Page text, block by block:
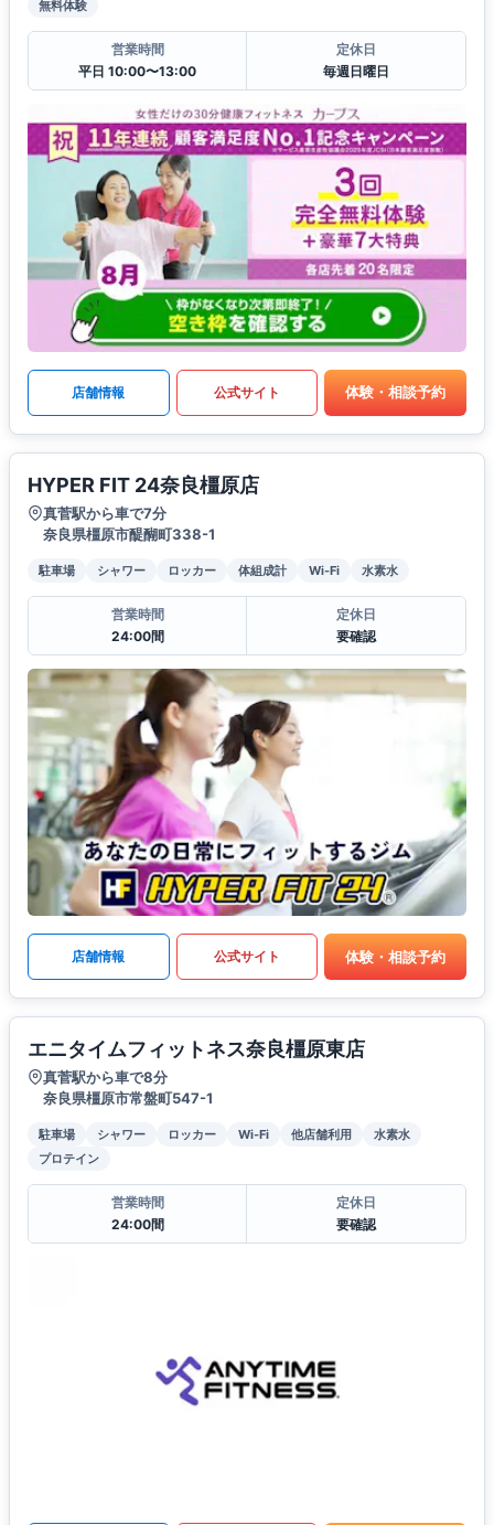
無料体験
営業時間
平日 10:00〜13:00
定休日
毎週日曜日
店舗情報 公式サイト 体験・相談予約
HYPER FIT 24奈良橿原店
真菅駅から車で7分
奈良県橿原市醍醐町338-1
駐車場 シャワー ロッカー 体組成計 Wi-Fi 水素水
営業時間
24:00間
定休日
要確認
店舗情報 公式サイト 体験・相談予約
エニタイムフィットネス奈良橿原東店
真菅駅から車で8分
奈良県橿原市常盤町547-1
駐車場 シャワー ロッカー Wi-Fi 他店舗利用
水素水
プロテイン
営業時間
24:00間
定休日
要確認